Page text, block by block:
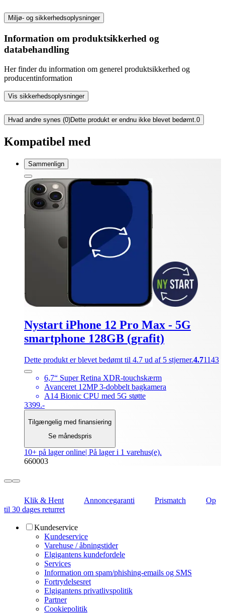
Miljø- og sikkerhedsoplysninger
Information om produktsikkerhed og
databehandling
Her finder du information om generel produktsikkerhed og
producentinformation
Vis sikkerhedsoplysninger
Hvad andre synes (0)Dette produkt er endnu ikke blevet bedømt. 0
Kompatibel med
Sammenlign
Nystart iPhone 12 Pro Max - 5G
smartphone 128GB (grafit)
Dette produkt er blevet bedømt til 4.7 ud af 5 stjerner.4.71143
6,7“ Super Retina XDR-touchskærm
Avanceret 12MP 3-dobbelt bagkamera
A14 Bionic CPU med 5G støtte
3399.-
Tilgængelig med finansiering
Se månedspris
10+ på lager online| På lager i 1 varehus(e).
660003
Klik & Hent Annoncegaranti Prismatch
Op
til 30 dages returret
Kundeservice
Kundeservice
Varehuse / åbningstider
Elgigantens kundefordele
Services
Information om spam/phishing-emails og SMS
Fortrydelsesret
Elgigantens privatlivspolitik
Partner
Cookiepolitik